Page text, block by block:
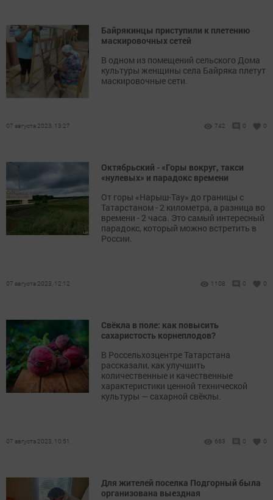
Байрякинцы приступили к плетению
маскировочных сетей
В одном из помещений сельского Дома
культуры женщины села Байряка плетут
маскировочные сети.
07 августа 2023, 13:27 742 0 0
Октябрьский - «Горы вокруг, такси
«нулевых» и парадокс времени
От горы «Нарыш-Тау» до границы с
Татарстаном - 2 километра, а разница во
времени - 2 часа. Это самый интересный
парадокс, который можно встретить в
России.
07 августа 2023, 12:12 1108 0 0
Свёкла в поле: как повысить
сахаристость корнеплодов?
В Россельхозцентре Татарстана
рассказали, как улучшить
количественные и качественные
характеристики ценной технической
культуры — сахарной свёклы.
07 августа 2023, 10:51 663 0 0
Для жителей поселка Подгорный была
организована выездная